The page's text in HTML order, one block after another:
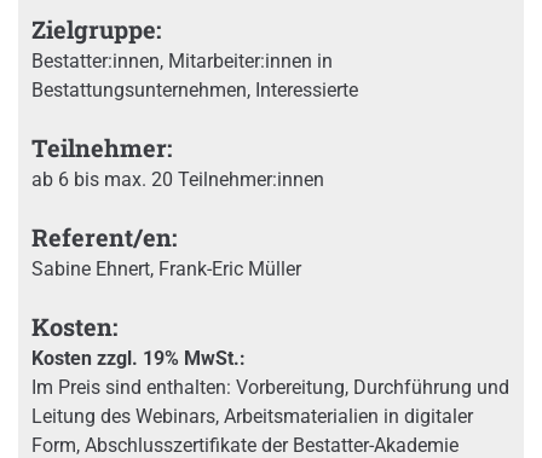
Zielgruppe:
Bestatter:innen, Mitarbeiter:innen in
Bestattungsunternehmen, Interessierte
Teilnehmer:
ab 6 bis max. 20 Teilnehmer:innen
Referent/en:
Sabine Ehnert, Frank-Eric Müller
Kosten:
Kosten zzgl. 19% MwSt.:
Im Preis sind enthalten: Vorbereitung, Durchführung und
Leitung des Webinars, Arbeitsmaterialien in digitaler
Form, Abschlusszertifikate der Bestatter-Akademie